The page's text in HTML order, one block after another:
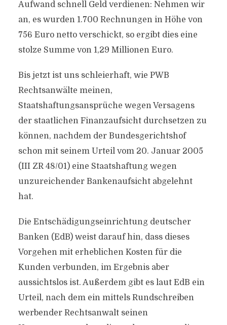
Aufwand schnell Geld verdienen: Nehmen wir
an, es wurden 1.700 Rechnungen in Höhe von
756 Euro netto verschickt, so ergibt dies eine
stolze Summe von 1,29 Millionen Euro.
Bis jetzt ist uns schleierhaft, wie PWB
Rechtsanwälte meinen,
Staatshaftungsansprüche wegen Versagens
der staatlichen Finanzaufsicht durchsetzen zu
können, nachdem der Bundesgerichtshof
schon mit seinem Urteil vom 20. Januar 2005
(III ZR 48/01) eine Staatshaftung wegen
unzureichender Bankenaufsicht abgelehnt
hat.
Die Entschädigungseinrichtung deutscher
Banken (EdB) weist darauf hin, dass dieses
Vorgehen mit erheblichen Kosten für die
Kunden verbunden, im Ergebnis aber
aussichtslos ist. Außerdem gibt es laut EdB ein
Urteil, nach dem ein mittels Rundschreiben
werbender Rechtsanwalt seinen